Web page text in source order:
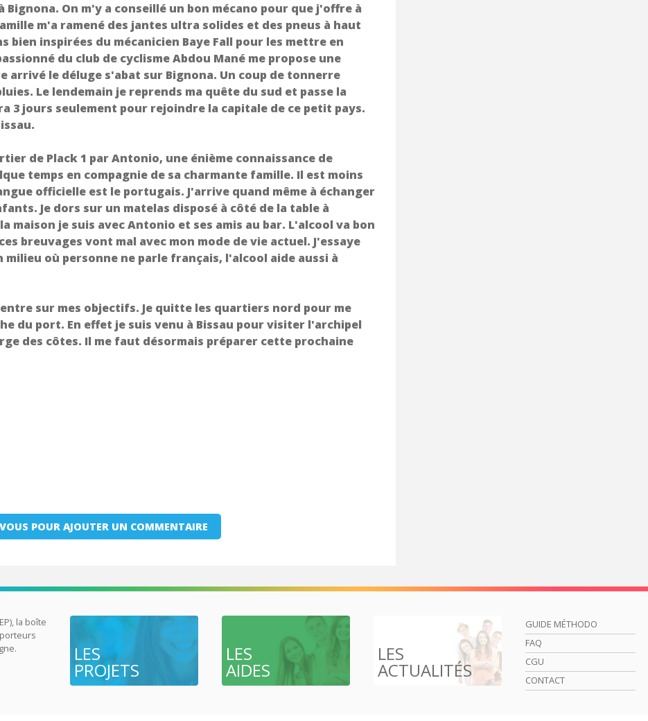
On m'y a conseillé un bon mécano pour que j'offre à
m'a ramené des jantes ultra solides et des pneus à haut
bien inspirées du mécanicien Baye Fall pour les mettre en
du club de cyclisme Abdou Mané me propose une
arrivé le déluge s'abat sur Bignona. Un coup de tonnerre
Le lendemain je reprends ma quête du sud et passe la
3 jours seulement pour rejoindre la capitale de ce petit pays.
de Plack 1 par Antonio, une énième connaissance de
temps en compagnie de sa charmante famille. Il est moins
officielle est le portugais. J'arrive quand même à échanger
Je dors sur un matelas disposé à côté de la table à
maison je suis avec Antonio et ses amis au bar. L'alcool va bon
breuvages vont mal avec mon mode de vie actuel. J'essaye
où personne ne parle français, l'alcool aide aussi à
sur mes objectifs. Je quitte les quartiers nord pour me
du port. En effet je suis venu à Bissau pour visiter l'archipel
des côtes. Il me faut désormais préparer cette prochaine
POUR AJOUTER UN COMMENTAIRE
la boîte
LES
PROJETS
LES
AIDES
LES
ACTUALITÉS
GUIDE MÉTHODO
FAQ
CGU
CONTACT